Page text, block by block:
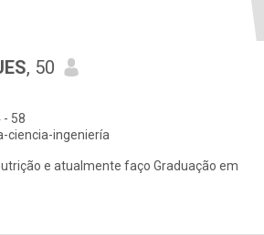
, 50
- 58
ciencia-ingeniería